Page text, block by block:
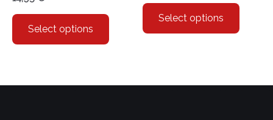
Select options
Select options